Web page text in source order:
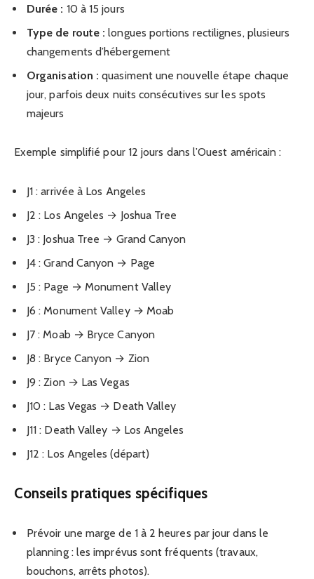
Durée : 10 à 15 jours
Type de route : longues portions rectilignes, plusieurs
changements d’hébergement
Organisation : quasiment une nouvelle étape chaque
jour, parfois deux nuits consécutives sur les spots
majeurs
Exemple simplifié pour 12 jours dans l’Ouest américain :
J1 : arrivée à Los Angeles
J2 : Los Angeles → Joshua Tree
J3 : Joshua Tree → Grand Canyon
J4 : Grand Canyon → Page
J5 : Page → Monument Valley
J6 : Monument Valley → Moab
J7 : Moab → Bryce Canyon
J8 : Bryce Canyon → Zion
J9 : Zion → Las Vegas
J10 : Las Vegas → Death Valley
J11 : Death Valley → Los Angeles
J12 : Los Angeles (départ)
Conseils pratiques spécifiques
Prévoir une marge de 1 à 2 heures par jour dans le
planning : les imprévus sont fréquents (travaux,
bouchons, arrêts photos).